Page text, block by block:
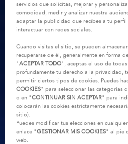
servicios que solicitas, mejorar y
comodidad, medir y analizar nuestra
adaptar la publicidad que recibes a tu
interactuar con redes sociales.
Cuando visitas el sitio, se pueden
recuperarse de él, generalmente en forma
"ACEPTAR TODO", aceptas el uso de
profundamente tu derecho a la privacidad,
permitir ciertos tipos de cookies. Puedes
COOKIES" para seleccionar las categorías
o en "CONTINUAR SIN ACEPTAR" para
colocarán las cookies estrictamente
sitio).
Puedes modificar tus elecciones en
enlace "GESTIONAR MIS COOKIES" al pie
web.